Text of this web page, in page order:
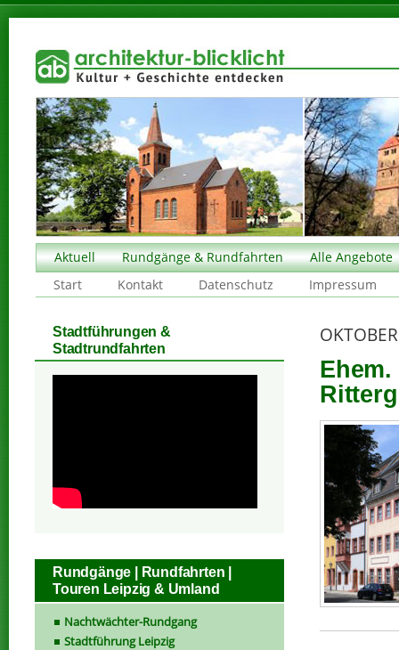
Aktuell Rundgänge & Rundfahrten
Alle Angebote
Start
Kontakt Datenschutz Impressum
Stadtführungen &
Stadtrundfahrten
Rundgänge | Rundfahrten |
Touren Leipzig & Umland
Nachtwächter-Rundgang
Stadtführung Leipzig